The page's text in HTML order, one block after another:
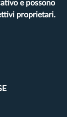
e possono
proprietari.